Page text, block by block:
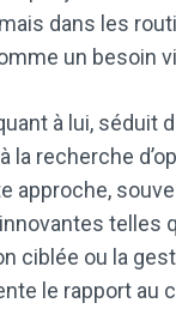
dans les
un besoin
à lui, séduit
la recherche
approche,
telles
ciblée ou la
le rapport au